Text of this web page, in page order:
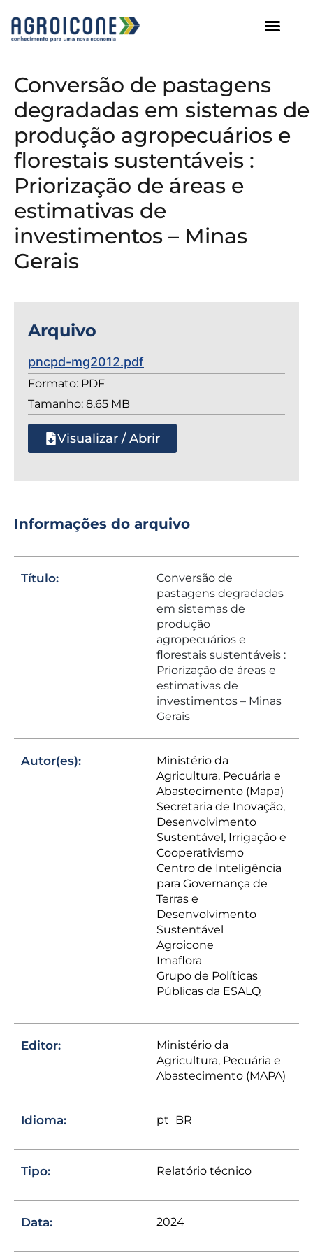
Conversão de pastagens
degradadas em sistemas de
produção agropecuários e
florestais sustentáveis :
Priorização de áreas e
estimativas de
investimentos – Minas
Gerais
Arquivo
pncpd-mg2012.pdf
Formato: PDF
Tamanho: 8,65 MB
Visualizar / Abrir
Informações do arquivo
Título:
Conversão de
pastagens degradadas
em sistemas de
produção
agropecuários e
florestais sustentáveis :
Priorização de áreas e
estimativas de
investimentos – Minas
Gerais
Autor(es):
Ministério da
Agricultura, Pecuária e
Abastecimento (Mapa)
Secretaria de Inovação,
Desenvolvimento
Sustentável, Irrigação e
Cooperativismo
Centro de Inteligência
para Governança de
Terras e
Desenvolvimento
Sustentável
Agroicone
Imaflora
Grupo de Políticas
Públicas da ESALQ
Editor:
Ministério da
Agricultura, Pecuária e
Abastecimento (MAPA)
Idioma: pt_BR
Tipo: Relatório técnico
Data: 2024